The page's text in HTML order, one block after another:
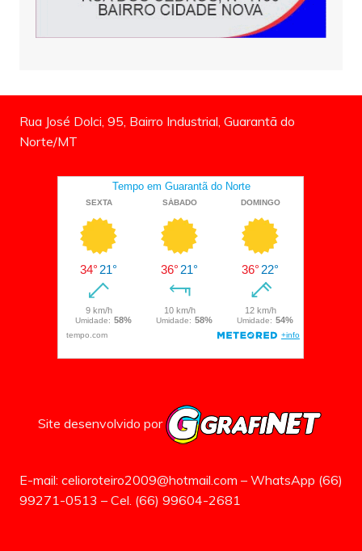
Rua José Dolci, 95, Bairro Industrial, Guarantã do
Norte/MT
Site desenvolvido por
E-mail: celioroteiro2009@hotmail.com – WhatsApp (66)
99271-0513 – Cel. (66) 99604-2681